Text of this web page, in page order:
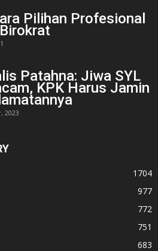
Pilihan Profesional
Patahna: Jiwa SYL
KPK Harus Jamin
2023
1704
977
772
751
683